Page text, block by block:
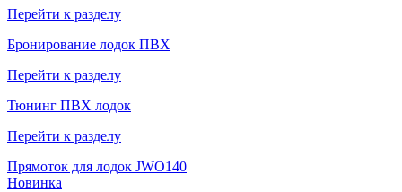
Перейти к разделу
Бронирование лодок ПВХ
Перейти к разделу
Тюнинг ПВХ лодок
Перейти к разделу
Прямоток для лодок JWO140
Новинка